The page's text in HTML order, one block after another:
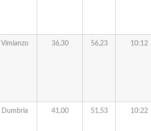
Vimianzo 36,30 56,23 10:12
Dumbria 41,00 51,53 10:22